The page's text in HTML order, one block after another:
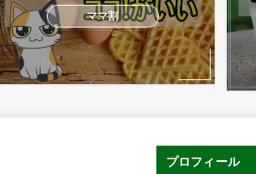
ママ割
プロフィール